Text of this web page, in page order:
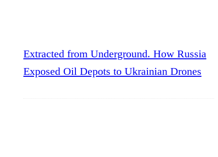
Extracted from Underground. How Russia
Exposed Oil Depots to Ukrainian Drones